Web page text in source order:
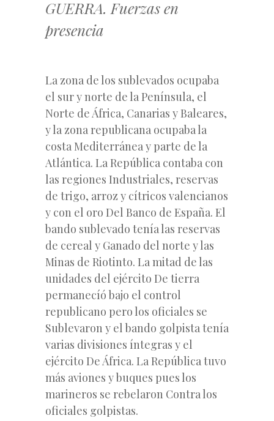
GUERRA. Fuerzas en
presencia
La zona de los sublevados ocupaba
el sur y norte de la Península, el
Norte de África, Canarias y Baleares,
y la zona republicana ocupaba la
costa Mediterránea y parte de la
Atlántica. La República contaba con
las regiones Industriales, reservas
de trigo, arroz y cítricos valencianos
y con el oro Del Banco de España. El
bando sublevado tenía las reservas
de cereal y Ganado del norte y las
Minas de Riotinto. La mitad de las
unidades del ejército De tierra
permanecíó bajo el control
republicano pero los oficiales se
Sublevaron y el bando golpista tenía
varias divisiones íntegras y el
ejército De África. La República tuvo
más aviones y buques pues los
marineros se rebelaron Contra los
oficiales golpistas.